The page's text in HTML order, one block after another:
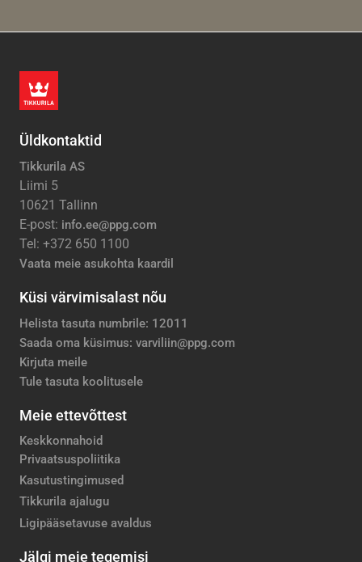
Üldkontaktid
Tikkurila AS
Liimi 5
10621 Tallinn
E-post: info.ee@ppg.com
Tel: +372 650 1100
Vaata meie asukohta kaardil
Küsi värvimisalast nõu
Helista tasuta numbrile: 12011
Saada oma küsimus: varviliin@ppg.com
Kirjuta meile
Tule tasuta koolitusele
Meie ettevõttest
Keskkonnahoid
Privaatsuspoliitika
Kasutustingimused
Tikkurila ajalugu
Ligipääsetavuse avaldus
Jälgi meie tegemisi